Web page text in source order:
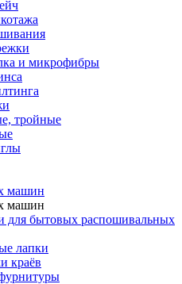
и микрофибры
тройные
машин
машин
для бытовых распошивальных
лапки
краёв